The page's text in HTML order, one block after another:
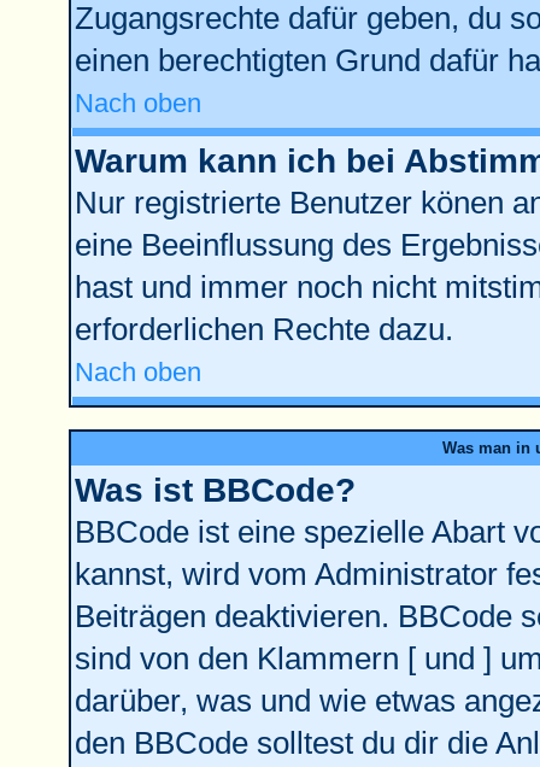
Zugangsrechte dafür geben, du
einen berechtigten Grund dafür
Nach oben
Warum kann ich bei
Nur registrierte Benutzer könen
eine Beeinflussung des
hast und immer noch nicht
erforderlichen Rechte dazu.
Nach oben
Was man in
Was ist BBCode?
BBCode ist eine spezielle Abart
kannst, wird vom Administrator
Beiträgen deaktivieren. BBCode
sind von den Klammern [ und ]
darüber, was und wie etwas
den BBCode solltest du dir die